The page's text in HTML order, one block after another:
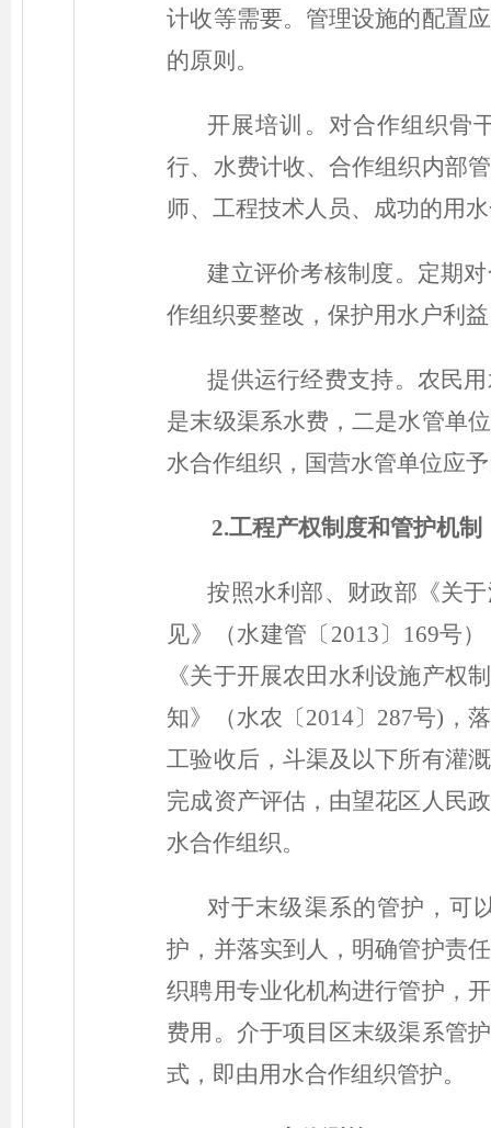
计收等需要。管理设施的配置
的原则。
开展培训。对合作组织骨
行、水费计收、合作组织内部
师、工程技术人员、成功的用
建立评价考核制度。定期
作组织要整改，保护用水户利
提供运行经费支持。农民
是末级渠系水费，二是水管单
水合作组织，国营水管单位应
2.工程产权制度和管护机制
按照水利部、财政部《关
见》（水建管 〔2013〕
169号
《关于开展农田水利设施产权
知》（水农〔2014〕287号)，
工验收后，斗渠及以下所有灌
完成资产评估，由望花区人民
水合作组织。
对于末级渠系的管护，可
护，并落实到人，明确管护责
织聘用专业化机构进行管护，
费用。介于项目区末级渠系管
式，即由用水合作组织管护。